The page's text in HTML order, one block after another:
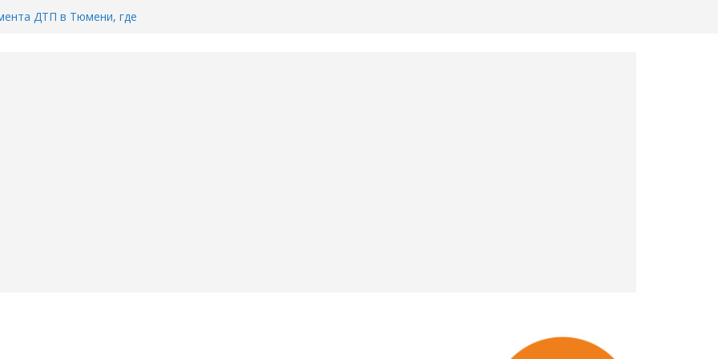
ДТП в Тюмени, где